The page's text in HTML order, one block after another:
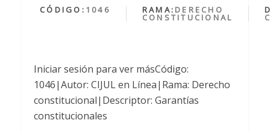
CÓDIGO: 1046 RAMA: DERECHO
CONSTITUCIONAL
Iniciar sesión para ver másCódigo:
1046|Autor: CIJUL en Línea|Rama: Derecho
constitucional|Descriptor: Garantías
constitucionales